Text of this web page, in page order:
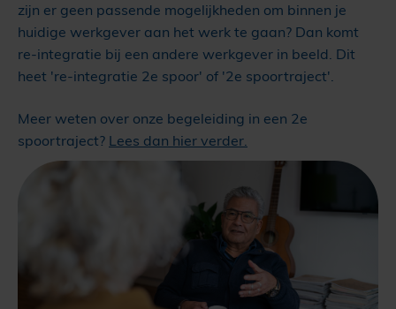
zijn er geen passende mogelijkheden om binnen je
huidige werkgever aan het werk te gaan? Dan komt
re-integratie bij een andere werkgever in beeld. Dit
heet 're-integratie 2e spoor' of '2e spoortraject'.
Meer weten over onze begeleiding in een 2e
spoortraject? Lees dan hier verder.